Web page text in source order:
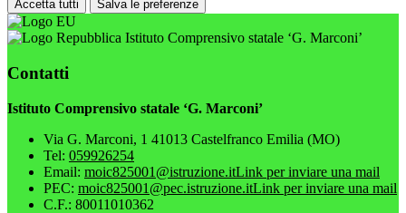
Accetta tutti Salva le preferenze
Istituto Comprensivo statale ‘G. Marconi’
Contatti
Istituto Comprensivo statale ‘G. Marconi’
Via G. Marconi, 1 41013 Castelfranco Emilia (MO)
Tel: 059926254
Email: moic825001@istruzione.itLink per inviare una mail
PEC: moic825001@pec.istruzione.itLink per inviare una mail
C.F.: 80011010362